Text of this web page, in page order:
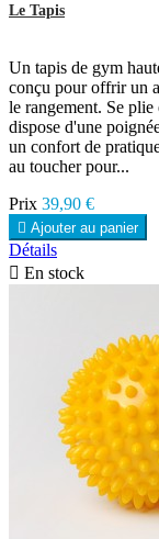
Le Tapis
Un tapis de gym
conçu pour offrir un
le rangement. Se
dispose d'une
un confort de
au toucher pour...
Prix 39,90 €
 Ajouter au panier
Détails
 En stock